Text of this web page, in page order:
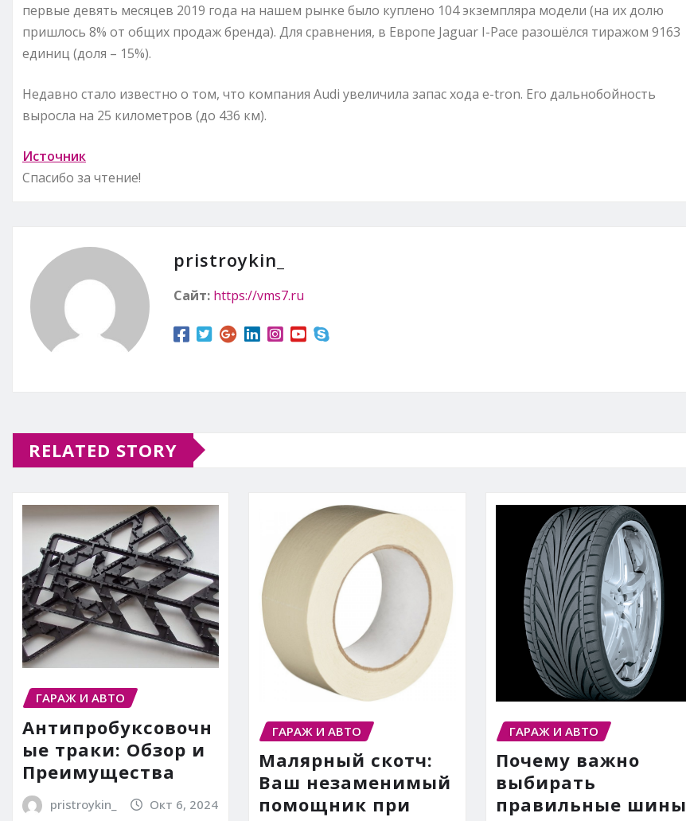
первые девять месяцев 2019 года на нашем рынке было куплено 104 экземпляра модели (на их долю
пришлось 8% от общих продаж бренда). Для сравнения, в Европе Jaguar I-Pace разошёлся тиражом 9163
единиц (доля – 15%).
Недавно стало известно о том, что компания Audi увеличила запас хода e-tron. Его дальнобойность
выросла на 25 километров (до 436 км).
Источник
Спасибо за чтение!
pristroykin_
Сайт: https://vms7.ru
RELATED STORY
ГАРАЖ И АВТО
Антипробуксовочн
ые траки: Обзор и
Преимущества
pristroykin_ Окт 6, 2024
ГАРАЖ И АВТО
Малярный скотч:
Ваш незаменимый
помощник при
ГАРАЖ И АВТО
Почему важно
выбирать
правильные шины